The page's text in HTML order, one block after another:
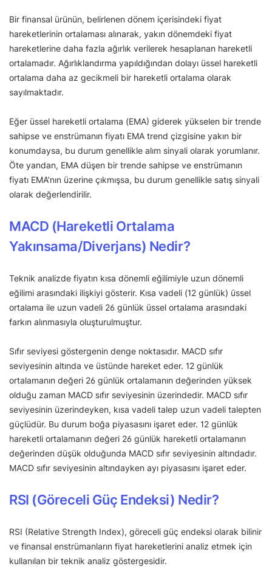
Bir finansal ürünün, belirlenen dönem içerisindeki fiyat
hareketlerinin ortalaması alınarak, yakın dönemdeki fiyat
hareketlerine daha fazla ağırlık verilerek hesaplanan hareketli
ortalamadır. Ağırlıklandırma yapıldığından dolayı üssel hareketli
ortalama daha az gecikmeli bir hareketli ortalama olarak
sayılmaktadır.
Eğer üssel hareketli ortalama (EMA) giderek yükselen bir trende
sahipse ve enstrümanın fiyatı EMA trend çizgisine yakın bir
konumdaysa, bu durum genellikle alım sinyali olarak yorumlanır.
Öte yandan, EMA düşen bir trende sahipse ve enstrümanın
fiyatı EMA’nın üzerine çıkmışsa, bu durum genellikle satış sinyali
olarak değerlendirilir.
MACD (Hareketli Ortalama
Yakınsama/Diverjans) Nedir?
Teknik analizde fiyatın kısa dönemli eğilimiyle uzun dönemli
eğilimi arasındaki ilişkiyi gösterir. Kısa vadeli (12 günlük) üssel
ortalama ile uzun vadeli 26 günlük üssel ortalama arasındaki
farkın alınmasıyla oluşturulmuştur.
Sıfır seviyesi göstergenin denge noktasıdır. MACD sıfır
seviyesinin altında ve üstünde hareket eder. 12 günlük
ortalamanın değeri 26 günlük ortalamanın değerinden yüksek
olduğu zaman MACD sıfır seviyesinin üzerindedir. MACD sıfır
seviyesinin üzerindeyken, kısa vadeli talep uzun vadeli talepten
güçlüdür. Bu durum boğa piyasasını işaret eder. 12 günlük
hareketli ortalamanın değeri 26 günlük hareketli ortalamanın
değerinden düşük olduğunda MACD sıfır seviyesinin altındadır.
MACD sıfır seviyesinin altındayken ayı piyasasını işaret eder.
RSI (Göreceli Güç Endeksi) Nedir?
RSI (Relative Strength Index), göreceli güç endeksi olarak bilinir
ve finansal enstrümanların fiyat hareketlerini analiz etmek için
kullanılan bir teknik analiz göstergesidir.